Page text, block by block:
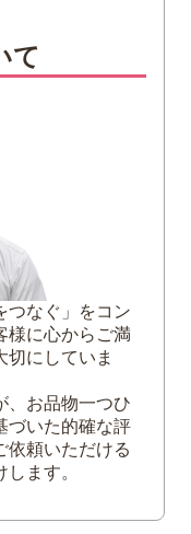
違い
竹工・染織
価格・公開取
要な査定ポイ
て
つなぐ」をコン
様に心からご満
切にしていま
、お品物一つひ
づいた的確な評
依頼いただける
ます。